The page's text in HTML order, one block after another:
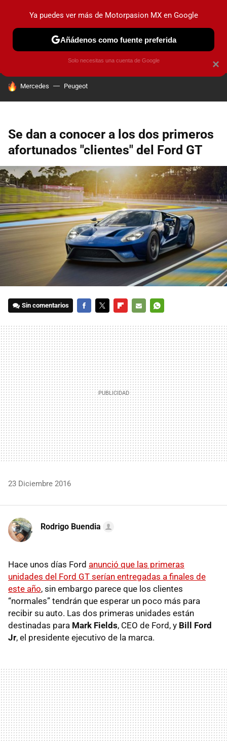
PRUEBAS INDUSTRIA HOY NO CIRCULA
HOY SE HABLA DE
Mercedes Peugeot
Se dan a conocer a los dos primeros
afortunados "clientes" del Ford GT
Sin comentarios
MAIL
23 Diciembre 2016
Rodrigo Buendia
Hace unos días Ford anunció que las primeras
unidades del Ford GT serían entregadas a finales de
este año, sin embargo parece que los clientes
“normales” tendrán que esperar un poco más para
recibir su auto. Las dos primeras unidades están
destinadas para Mark Fields, CEO de Ford, y Bill Ford
Jr, el presidente ejecutivo de la marca.
×
Ya puedes ver más de Motorpasion MX en Google
Añádenos como fuente preferida
Solo necesitas una cuenta de Google